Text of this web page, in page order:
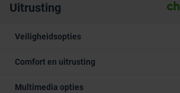
Uitrusting
Veiligheidsopties
Comfort en uitrusting
Multimedia opties